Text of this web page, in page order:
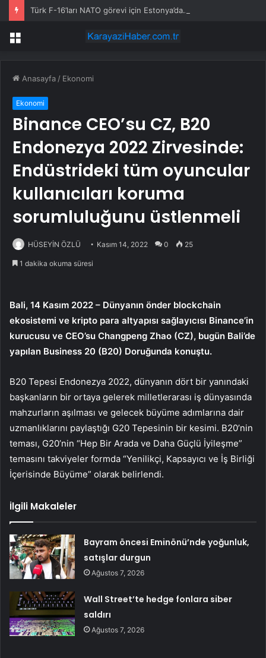
Menü
Anasayfa / Ekonomi
Ekonomi
Binance CEO’su CZ, B20
Endonezya 2022 Zirvesinde:
Endüstrideki tüm oyuncular
kullanıcıları koruma
sorumluluğunu üstlenmeli
HÜSEYİN ÖZLÜ Kasım 14, 2022 0 25
1 dakika okuma süresi
Bali, 14 Kasım 2022 – Dünyanın önder blockchain
ekosistemi ve kripto para altyapısı sağlayıcısı Binance’in
kurucusu ve CEO’su Changpeng Zhao (CZ), bugün Bali’de
yapılan Business 20 (B20) Doruğunda konuştu.
B20 Tepesi Endonezya 2022, dünyanın dört bir yanındaki
başkanların bir ortaya gelerek milletlerarası iş dünyasında
mahzurların aşılması ve gelecek büyüme adımlarına dair
uzmanlıklarını paylaştığı G20 Tepesinin bir kesimi. B20’nin
teması, G20’nin “Hep Bir Arada ve Daha Güçlü İyileşme”
temasını takviyeler formda “Yenilikçi, Kapsayıcı ve İş Birliği
İçerisinde Büyüme” olarak belirlendi.
İlgili Makaleler
Bayram öncesi Eminönü’nde yoğunluk,
satışlar durgun
Ağustos 7, 2026
Wall Street’te hedge fonlara siber
saldırı
Ağustos 7, 2026